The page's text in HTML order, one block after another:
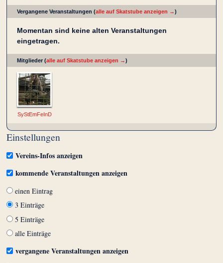
Vergangene Veranstaltungen (alle auf Skatstube anzeigen →)
Momentan sind keine alten Veranstaltungen
eingetragen.
Mitglieder (alle auf Skatstube anzeigen →)
SyStEmFeInD
Einstellungen
Vereins-Infos anzeigen
kommende Veranstaltungen anzeigen
einen Eintrag
3 Einträge
5 Einträge
alle Einträge
vergangene Veranstaltungen anzeigen